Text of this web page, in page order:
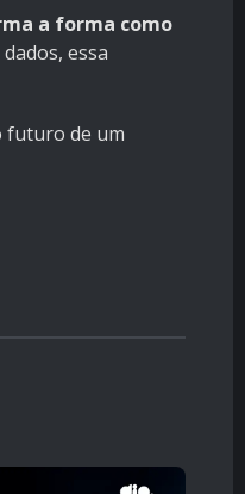
a forma como
essa
futuro de um